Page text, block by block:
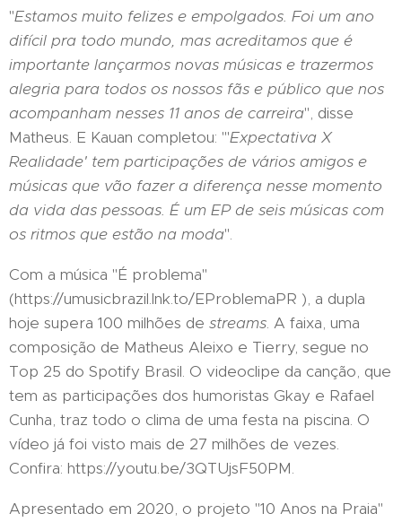
"Estamos muito felizes e empolgados. Foi um ano
difícil pra todo mundo, mas acreditamos que é
importante lançarmos novas músicas e trazermos
alegria para todos os nossos fãs e público que nos
acompanham nesses 11 anos de carreira", disse
Matheus. E Kauan completou: "'Expectativa X
Realidade' tem participações de vários amigos e
músicas que vão fazer a diferença nesse momento
da vida das pessoas. É um EP de seis músicas com
os ritmos que estão na moda".
Com a música "É problema"
(https://umusicbrazil.lnk.to/EProblemaPR ), a dupla
hoje supera 100 milhões de streams. A faixa, uma
composição de Matheus Aleixo e Tierry, segue no
Top 25 do Spotify Brasil. O videoclipe da canção, que
tem as participações dos humoristas Gkay e Rafael
Cunha, traz todo o clima de uma festa na piscina. O
vídeo já foi visto mais de 27 milhões de vezes.
Confira: https://youtu.be/3QTUjsF50PM.
Apresentado em 2020, o projeto "10 Anos na Praia"